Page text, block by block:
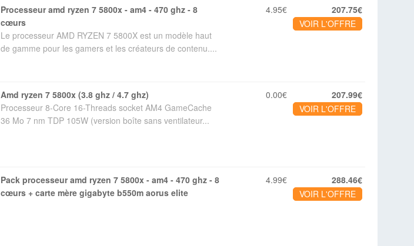
processeur amd ryzen 7 5800x - am4 - 470 ghz - 8
cœurs
Le processeur AMD RYZEN 7 5800X est un modèle haut
de gamme pour les gamers et les créateurs de contenu....
4.95€
207.75€
VOIR L'OFFRE
amd ryzen 7 5800x (3.8 ghz / 4.7 ghz)
Processeur 8-Core 16-Threads socket AM4 GameCache
36 Mo 7 nm TDP 105W (version boîte sans ventilateur...
0.00€
207.99€
VOIR L'OFFRE
pack processeur amd ryzen 7 5800x - am4 - 470 ghz - 8
cœurs + carte mère gigabyte b550m aorus elite
4.99€
288.46€
VOIR L'OFFRE